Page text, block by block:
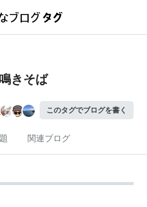
きそば
このタグでブログを書く
関連ブログ